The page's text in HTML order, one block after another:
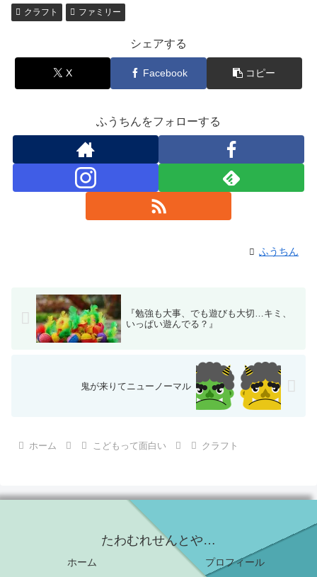
クラフト ファミリー
シェアする
X Facebook コピー
ふうちんをフォローする
ふうちん
『勉強も大事、でも遊びも大切…キミ、
いっぱい遊んでる？』
鬼が来りてニューノーマル
ホーム こどもって面白い クラフト
たわむれせんとや…
ホーム
プロフィール